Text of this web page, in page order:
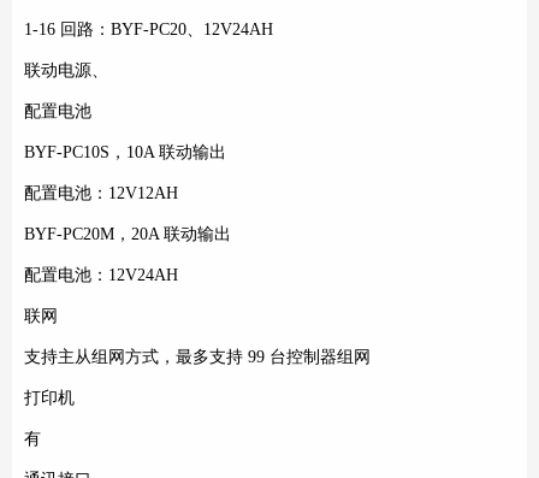
1-16 回路：BYF-PC20、12V24AH
联动电源、
配置电池
BYF-PC10S，10A 联动输出
配置电池：12V12AH
BYF-PC20M，20A 联动输出
配置电池：12V24AH
联网
支持主从组网方式，最多支持 99 台控制器组网
打印机
有